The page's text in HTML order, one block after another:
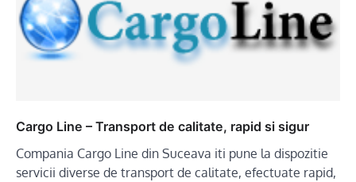
Cargo Line – Transport de calitate, rapid si sigur
Compania Cargo Line din Suceava iti pune la dispozitie
servicii diverse de transport de calitate, efectuate rapid,